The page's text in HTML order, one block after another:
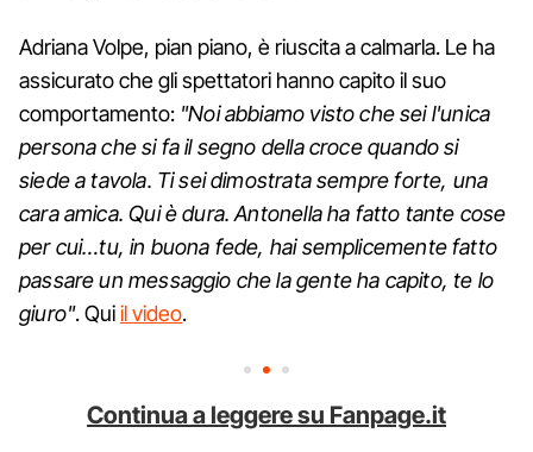
Adriana Volpe, pian piano, è riuscita a calmarla. Le ha
assicurato che gli spettatori hanno capito il suo
comportamento: "Noi abbiamo visto che sei l'unica
persona che si fa il segno della croce quando si
siede a tavola. Ti sei dimostrata sempre forte, una
cara amica. Qui è dura. Antonella ha fatto tante cose
per cui…tu, in buona fede, hai semplicemente fatto
passare un messaggio che la gente ha capito, te lo
giuro". Quiil video.
Continua a leggere su Fanpage.it